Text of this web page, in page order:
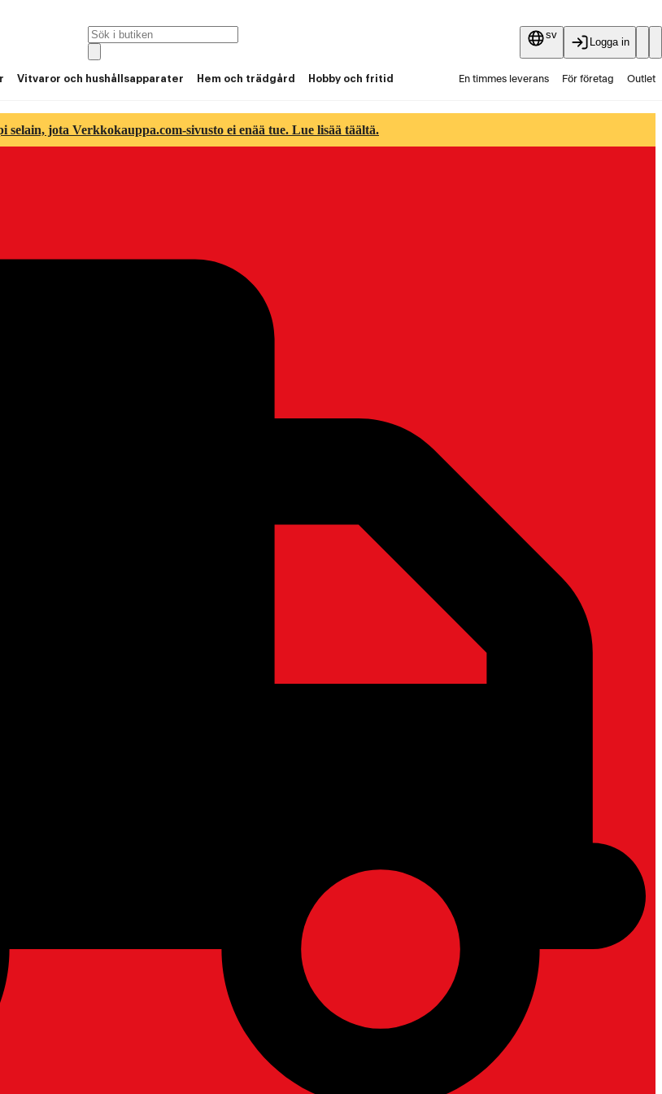
sv
Logga in
Vitvaror och hushållsapparater Hem och trädgård Hobby och fritid En timmes leverans För företag Outlet
selain, jota Verkkokauppa.com-sivusto ei enää tue. Lue lisää täältä.